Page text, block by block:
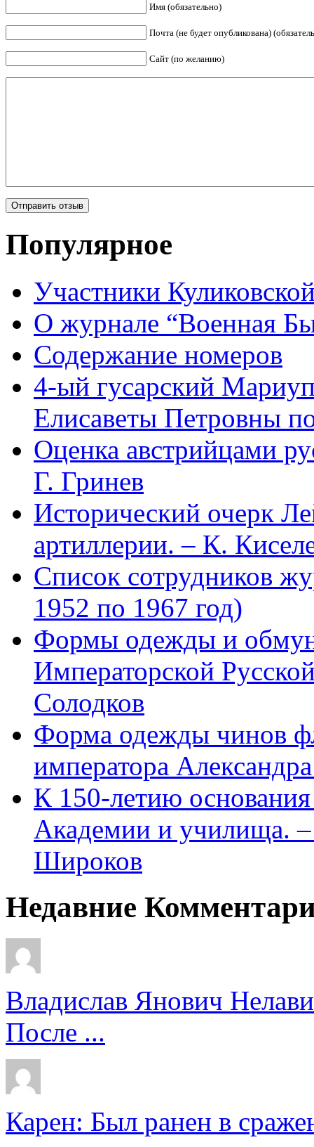
Имя (обязательно)
Почта (не будет опубликована)
Сайт (по желанию)
Популярное
Участники
О журнале “Военная
Содержание номеров
4-ый гусарский
Елисаветы Петровны
Оценка австрийцами
Г. Гринев
Исторический очерк
артиллерии. – К.
Список сотрудников
1952 по 1967 год)
Формы одежды и
Императорской
Солодков
Форма одежды чинов
императора
К 150-летию
Академии и училища.
Широков
Недавние
Владислав Янович
После ...
Карен: Был ранен в